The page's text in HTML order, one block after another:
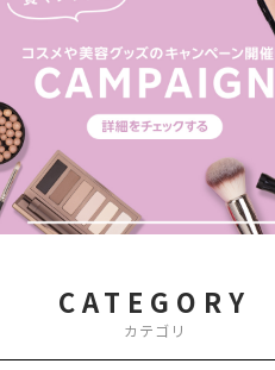
CATEGORY
カテゴリ